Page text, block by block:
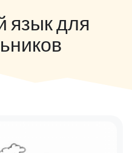
язык для